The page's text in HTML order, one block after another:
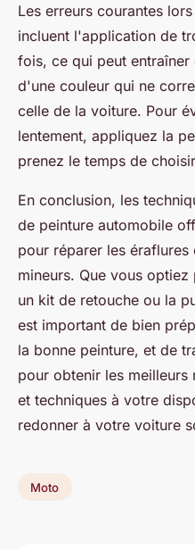
Les erreurs courantes
incluent l'application de
fois, ce qui peut
d'une couleur qui ne
celle de la voiture. Pour
lentement, appliquez la
prenez le temps de
En conclusion, les
de peinture automobile
pour réparer les éraflures
mineurs. Que vous
un kit de retouche ou la
est important de bien
la bonne peinture, et de
pour obtenir les meilleurs
et techniques à votre
redonner à votre voiture
Moto